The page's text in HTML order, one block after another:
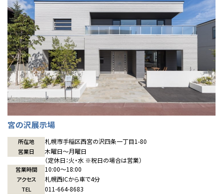
宮の沢展示場
所在地 札幌市手稲区西宮の沢四条一丁目1-80
営業日
木曜日〜月曜日
（定休日：火・水 ※祝日の場合は営業）
営業時間 10:00〜18:00
アクセス 札幌西ICから車で4分
TEL 011-664-8683